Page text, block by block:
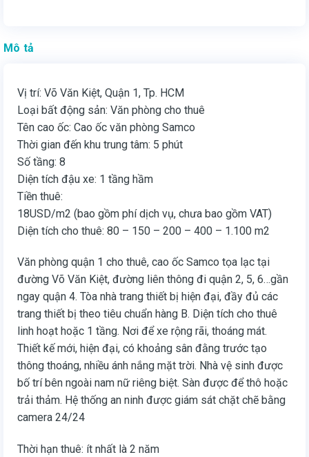
Mô tả
Vị trí: Võ Văn Kiệt, Quận 1, Tp. HCM
Loại bất động sản: Văn phòng cho thuê
Tên cao ốc: Cao ốc văn phòng Samco
Thời gian đến khu trung tâm: 5 phút
Số tầng: 8
Diện tích đậu xe: 1 tầng hầm
Tiền thuê:
18USD/m2 (bao gồm phí dịch vụ, chưa bao gồm VAT)
Diện tích cho thuê: 80 – 150 – 200 – 400 – 1.100 m2
Văn phòng quận 1 cho thuê, cao ốc Samco tọa lạc tại
đường Võ Văn Kiệt, đường liên thông đi quận 2, 5, 6…gần
ngay quận 4. Tòa nhà trang thiết bị hiện đại, đầy đủ các
trang thiết bị theo tiêu chuẩn hàng B. Diện tích cho thuê
linh hoạt hoặc 1 tầng. Nơi để xe rộng rãi, thoáng mát.
Thiết kế mới, hiện đại, có khoảng sân đằng trước tạo
thông thoáng, nhiều ánh nắng mặt trời. Nhà vệ sinh được
bố trí bên ngoài nam nữ riêng biệt. Sàn được để thô hoặc
trải thảm. Hệ thống an ninh được giám sát chặt chẽ bằng
camera 24/24
Thời hạn thuê: ít nhất là 2 năm